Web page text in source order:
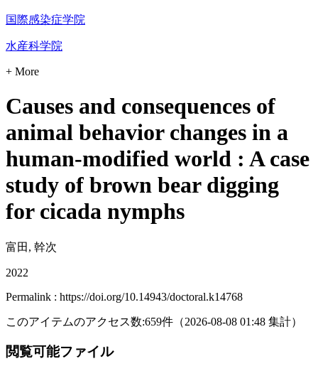
国際感染症学院
水産科学院
+ More
Causes and consequences of
animal behavior changes in a
human-modified world : A case
study of brown bear digging
for cicada nymphs
富田, 幹次
2022
Permalink : https://doi.org/10.14943/doctoral.k14768
このアイテムのアクセス数:659件 （2026-08-08 01:48 集計）
閲覧可能ファイル